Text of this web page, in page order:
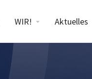
WIR! Aktuelles